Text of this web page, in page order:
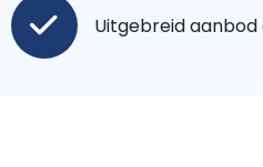
Uitgebreid